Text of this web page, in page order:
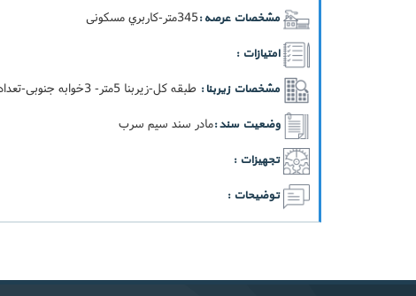
مشخصات عرصه :345متر-کاربري مسکونی
امتیازات :
مشخصات زیربنا : طبقه کل-زيربنا 5متر- 3خوابه جنوبی-تعداد طبقات 5 -تعداد واگذاری 1
وضعیت سند :مادر سند سيم سرب
تجهیزات :
توضیحات :